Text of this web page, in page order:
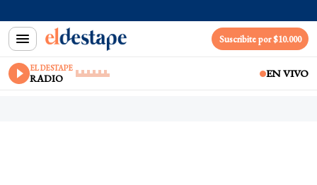
Suscribite por $10.000
EL DESTAPE
RADIO EN VIVO